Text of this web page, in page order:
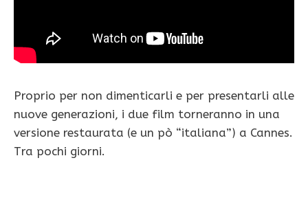
Proprio per non dimenticarli e per presentarli alle
nuove generazioni, i due film torneranno in una
versione restaurata (e un pò “italiana”) a Cannes.
Tra pochi giorni.